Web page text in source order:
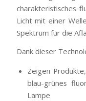
charakteristisches
Licht mit einer
Spektrum für die
Dank dieser
Zeigen
blau-grünes
Lampe